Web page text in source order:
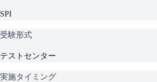
SPI
受験形式
テストセンター
実施タイミング